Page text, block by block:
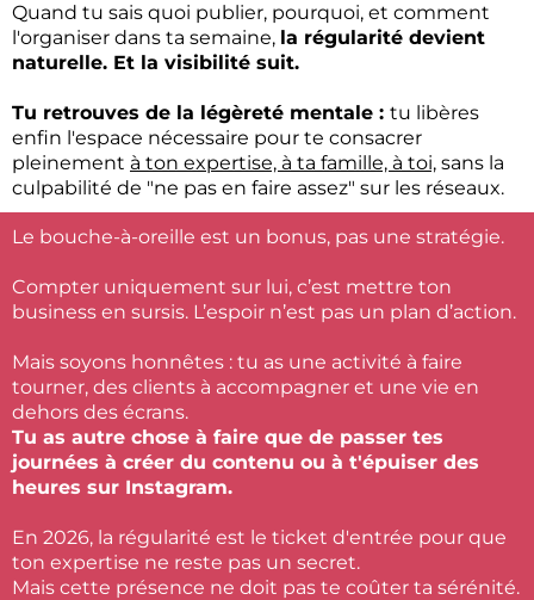
Quand tu sais quoi publier, pourquoi, et comment
l'organiser dans ta semaine, la régularité devient
naturelle. Et la visibilité suit.
Tu retrouves de la légèreté mentale : tu libères
enfin l'espace nécessaire pour te consacrer
pleinement à ton expertise, à ta famille, à toi, sans la
culpabilité de "ne pas en faire assez" sur les réseaux.
Le bouche-à-oreille est un bonus, pas une stratégie.
Compter uniquement sur lui, c’est mettre ton
business en sursis. L’espoir n’est pas un plan d’action.
Mais soyons honnêtes : tu as une activité à faire
tourner, des clients à accompagner et une vie en
dehors des écrans.
Tu as autre chose à faire que de passer tes
journées à créer du contenu ou à t'épuiser des
heures sur Instagram.
En 2026, la régularité est le ticket d'entrée pour que
ton expertise ne reste pas un secret.
Mais cette présence ne doit pas te coûter ta sérénité.